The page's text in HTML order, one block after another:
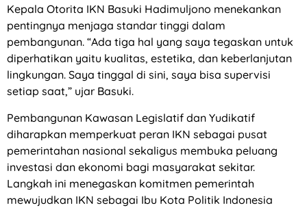
Kepala Otorita IKN Basuki Hadimuljono menekankan
pentingnya menjaga standar tinggi dalam
pembangunan. “Ada tiga hal yang saya tegaskan untuk
diperhatikan yaitu kualitas, estetika, dan keberlanjutan
lingkungan. Saya tinggal di sini, saya bisa supervisi
setiap saat,” ujar Basuki.
Pembangunan Kawasan Legislatif dan Yudikatif
diharapkan memperkuat peran IKN sebagai pusat
pemerintahan nasional sekaligus membuka peluang
investasi dan ekonomi bagi masyarakat sekitar.
Langkah ini menegaskan komitmen pemerintah
mewujudkan IKN sebagai Ibu Kota Politik Indonesia